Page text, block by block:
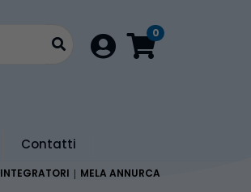
0
Login
Contatti
INTEGRATORI MELA ANNURCA